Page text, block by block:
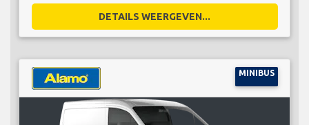
DETAILS WEERGEVEN...
MINIBUS